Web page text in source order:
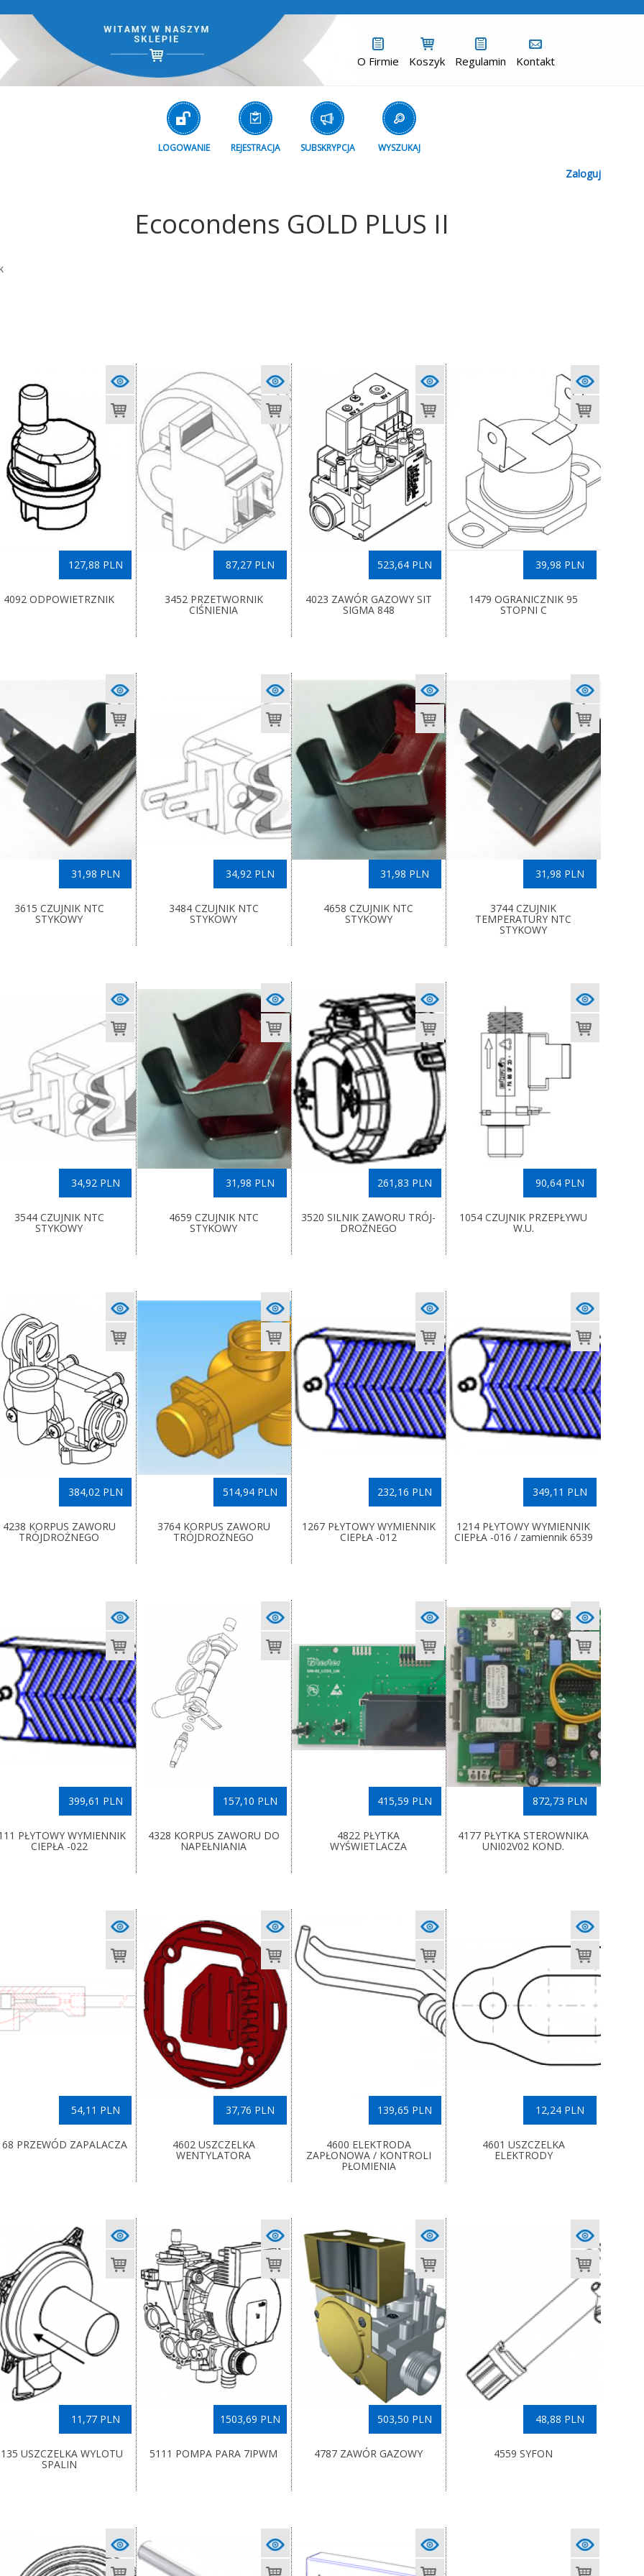
O Firmie Koszyk Regulamin Kontakt
LOGOWANIE REJESTRACJA SUBSKRYPCJA WYSZUKAJ
Zaloguj
Ecocondens GOLD PLUS II
127,88 PLN
4092 ODPOWIETRZNIK
87,27 PLN
3452 PRZETWORNIK
CIŚNIENIA
523,64 PLN
4023 ZAWÓR GAZOWY SIT
SIGMA 848
39,98 PLN
1479 OGRANICZNIK 95
STOPNI C
31,98 PLN
3615 CZUJNIK NTC
STYKOWY
34,92 PLN
3484 CZUJNIK NTC
STYKOWY
31,98 PLN
4658 CZUJNIK NTC
STYKOWY
31,98 PLN
3744 CZUJNIK
TEMPERATURY NTC
STYKOWY
34,92 PLN
3544 CZUJNIK NTC
STYKOWY
31,98 PLN
4659 CZUJNIK NTC
STYKOWY
261,83 PLN
3520 SILNIK ZAWORU TRÓJ-
DROŻNEGO
90,64 PLN
1054 CZUJNIK PRZEPŁYWU
W.U.
384,02 PLN
4238 KORPUS ZAWORU
TRÓJDROŻNEGO
514,94 PLN
3764 KORPUS ZAWORU
TRÓJDROŻNEGO
232,16 PLN
1267 PŁYTOWY WYMIENNIK
CIEPŁA -012
349,11 PLN
1214 PŁYTOWY WYMIENNIK
CIEPŁA -016 / zamiennik 6539
399,61 PLN
PŁYTOWY WYMIENNIK
CIEPŁA -022
157,10 PLN
4328 KORPUS ZAWORU DO
NAPEŁNIANIA
415,59 PLN
4822 PŁYTKA
WYŚWIETLACZA
872,73 PLN
4177 PŁYTKA STEROWNIKA
UNI02V02 KOND.
54,11 PLN
PRZEWÓD ZAPALACZA
37,76 PLN
4602 USZCZELKA
WENTYLATORA
139,65 PLN
4600 ELEKTRODA
ZAPŁONOWA / KONTROLI
PŁOMIENIA
12,24 PLN
4601 USZCZELKA
ELEKTRODY
11,77 PLN
USZCZELKA WYLOTU
SPALIN
1503,69 PLN
5111 POMPA PARA 7IPWM
503,50 PLN
4787 ZAWÓR GAZOWY
48,88 PLN
4559 SYFON